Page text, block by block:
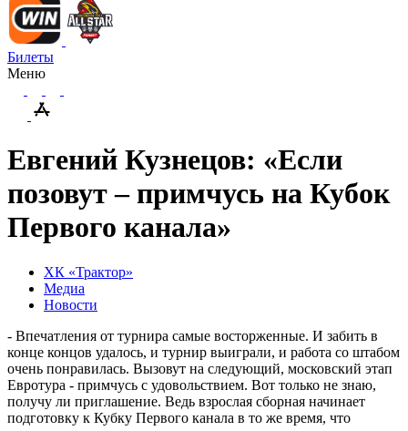
Билеты
Меню
Евгений Кузнецов: «Если
позовут – примчусь на Кубок
Первого канала»
ХК «Трактор»
Медиа
Новости
- Впечатления от турнира самые восторженные. И забить в
конце концов удалось, и турнир выиграли, и работа со штабом
очень понравилась. Вызовут на следующий, московский этап
Евротура - примчусь с удовольствием. Вот только не знаю,
получу ли приглашение. Ведь взрослая сборная начинает
подготовку к Кубку Первого канала в то же время, что